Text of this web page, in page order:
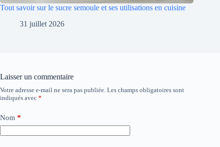
Tout savoir sur le sucre semoule et ses utilisations en cuisine
31 juillet 2026
Laisser un commentaire
Votre adresse e-mail ne sera pas publiée. Les champs obligatoires sont
indiqués avec *
Nom *